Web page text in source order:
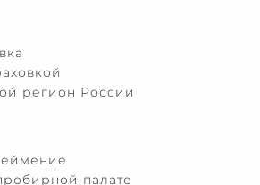
регион России
палате